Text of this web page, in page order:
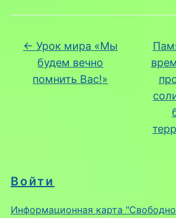
Войти
Информационная карта
← Урок мира «Мы
будем вечно
помнить Вас!»